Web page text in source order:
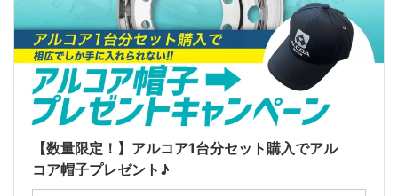
【数量限定！】アルコア1台分セット購入でアル
コア帽子プレゼント♪